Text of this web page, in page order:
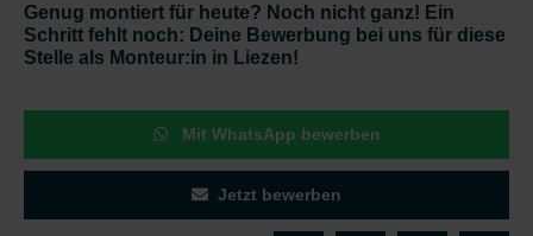
Genug montiert für heute? Noch nicht ganz! Ein
Schritt fehlt noch: Deine Bewerbung bei uns für diese
Stelle als Monteur:in in Liezen!
Mit WhatsApp bewerben
Jetzt bewerben